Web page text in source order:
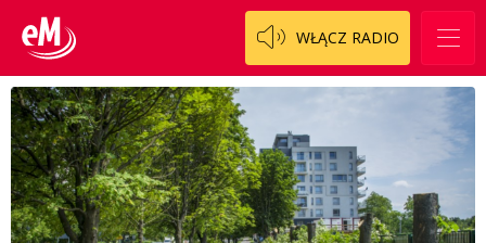
WŁĄCZ RADIO